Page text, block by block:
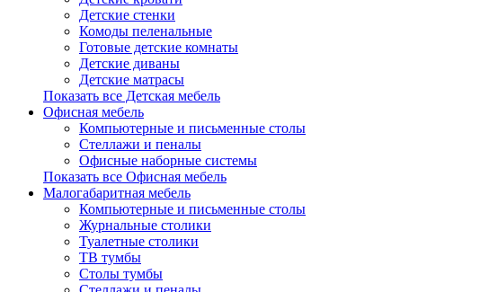
Детские стенки
Комоды пеленальные
Готовые детские комнаты
Детские диваны
Детские матрасы
Показать все Детская мебель
Офисная мебель
Компьютерные и письменные столы
Стеллажи и пеналы
Офисные наборные системы
Показать все Офисная мебель
Малогабаритная мебель
Компьютерные и письменные столы
Журнальные столики
Туалетные столики
ТВ тумбы
Столы тумбы